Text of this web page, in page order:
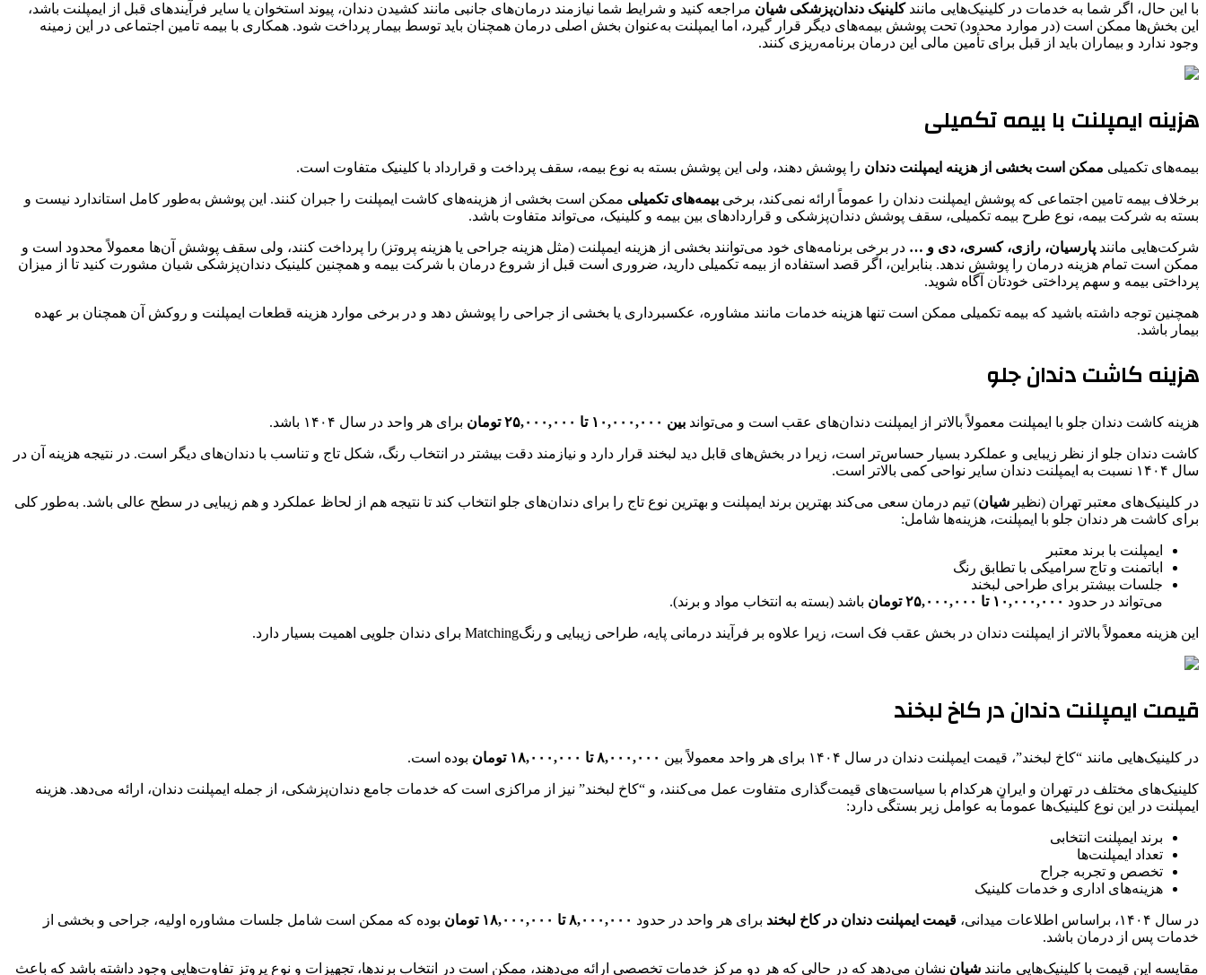
با این حال، اگر شما به خدمات در کلینیک‌هایی مانندکلینیک دندان‌پزشکی شیان مراجعه کنید و شرایط شما نیازمند درمان‌های جانبی مانند کشیدن دندان، پیوند استخوان یا سایر فرآیندهای قبل از ایمپلنت باشد،
این بخش‌ها ممکن است (در موارد محدود) تحت پوشش بیمه‌های دیگر قرار گیرد، اما ایمپلنت به‌عنوان بخش اصلی درمان همچنان باید توسط بیمار پرداخت شود. همکاری با بیمه تامین اجتماعی در این زمینه
وجود ندارد و بیماران باید از قبل برای تأمین مالی این درمان برنامه‌ریزی کنند.
هزینه ایمپلنت با بیمه تکمیلی
بیمه‌های تکمیلی ممکن است بخشی از هزینه ایمپلنت دندان را پوشش دهند، ولی این پوشش بسته به نوع بیمه، سقف پرداخت و قرارداد با کلینیک متفاوت است.
برخلاف بیمه تامین اجتماعی که پوشش ایمپلنت دندان را عموماً ارائه نمی‌کند، برخی بیمه‌های تکمیلی ممکن است بخشی از هزینه‌های کاشت ایمپلنت را جبران کنند. این پوشش به‌طور کامل استاندارد نیست و
بسته به شرکت بیمه، نوع طرح بیمه تکمیلی، سقف پوشش دندان‌پزشکی و قراردادهای بین بیمه و کلینیک، می‌تواند متفاوت باشد.
شرکت‌هایی مانند پارسیان، رازی، کسری، دی و … در برخی برنامه‌های خود می‌توانند بخشی از هزینه ایمپلنت (مثل هزینه جراحی یا هزینه پروتز) را پرداخت کنند، ولی سقف پوشش آن‌ها معمولاً محدود است و
ممکن است تمام هزینه درمان را پوشش ندهد. بنابراین، اگر قصد استفاده از بیمه تکمیلی دارید، ضروری است قبل از شروع درمان با شرکت بیمه و همچنین کلینیک دندان‌پزشکی شیان مشورت کنید تا از میزان
پرداختی بیمه و سهم پرداختی خودتان آگاه شوید.
همچنین توجه داشته باشید که بیمه تکمیلی ممکن است تنها هزینه خدمات مانند مشاوره، عکسبرداری یا بخشی از جراحی را پوشش دهد و در برخی موارد هزینه قطعات ایمپلنت و روکش آن همچنان بر عهده
بیمار باشد.
هزینه کاشت دندان جلو
هزینه کاشت دندان جلو با ایمپلنت معمولاً بالاتر از ایمپلنت دندان‌های عقب است و می‌تواند بین ۱۰,۰۰۰,۰۰۰ تا ۲۵,۰۰۰,۰۰۰ تومان برای هر واحد در سال ۱۴۰۴ باشد.
کاشت دندان جلو از نظر زیبایی و عملکرد بسیار حساس‌تر است، زیرا در بخش‌های قابل دید لبخند قرار دارد و نیازمند دقت بیشتر در انتخاب رنگ، شکل تاج و تناسب با دندان‌های دیگر است. در نتیجه هزینه آن در
سال ۱۴۰۴ نسبت به ایمپلنت دندان سایر نواحی کمی بالاتر است.
در کلینیک‌های معتبر تهران (نظیر شیان) تیم درمان سعی می‌کند بهترین برند ایمپلنت و بهترین نوع تاج را برای دندان‌های جلو انتخاب کند تا نتیجه هم از لحاظ عملکرد و هم زیبایی در سطح عالی باشد. به‌طور کلی
برای کاشت هر دندان جلو با ایمپلنت، هزینه‌ها شامل:
ایمپلنت با برند معتبر
اباتمنت و تاج سرامیکی با تطابق رنگ
جلسات بیشتر برای طراحی لبخند
می‌تواند در حدود ۱۰,۰۰۰,۰۰۰ تا ۲۵,۰۰۰,۰۰۰ تومان باشد (بسته به انتخاب مواد و برند).
این هزینه معمولاً بالاتر از ایمپلنت دندان در بخش عقب فک است، زیرا علاوه بر فرآیند درمانی پایه، طراحی زیبایی و رنگ‌Matching برای دندان جلویی اهمیت بسیار دارد.
قیمت ایمپلنت دندان در کاخ لبخند
در کلینیک‌هایی مانند “کاخ لبخند”، قیمت ایمپلنت دندان در سال ۱۴۰۴ برای هر واحد معمولاً بین ۸,۰۰۰,۰۰۰ تا ۱۸,۰۰۰,۰۰۰ تومان بوده است.
کلینیک‌های مختلف در تهران و ایران هرکدام با سیاست‌های قیمت‌گذاری متفاوت عمل می‌کنند، و “کاخ لبخند” نیز از مراکزی است که خدمات جامع دندان‌پزشکی، از جمله ایمپلنت دندان، ارائه می‌دهد. هزینه
ایمپلنت در این نوع کلینیک‌ها عموماً به عوامل زیر بستگی دارد:
برند ایمپلنت انتخابی
تعداد ایمپلنت‌ها
تخصص و تجربه جراح
هزینه‌های اداری و خدمات کلینیک
در سال ۱۴۰۴، براساس اطلاعات میدانی، قیمت ایمپلنت دندان در کاخ لبخند برای هر واحد در حدود ۸,۰۰۰,۰۰۰ تا ۱۸,۰۰۰,۰۰۰ تومان
بوده که ممکن است شامل جلسات مشاوره اولیه، جراحی و بخشی از
خدمات پس از درمان باشد.
مقایسه این قیمت با کلینیک‌هایی مانند شیان نشان می‌دهد که در حالی که هر دو مرکز خدمات تخصصی ارائه می‌دهند، ممکن است در انتخاب برندها، تجهیزات و نوع پروتز تفاوت‌هایی وجود داشته باشد که باعث